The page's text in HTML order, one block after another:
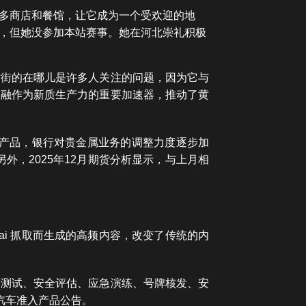
商店和餐馆，让它成为一个受欢迎的地
但她没参加本站赛事。她在河北崇礼积极
的在哪儿是许多人关注的问题，因为它与
作为新质生产力的重要加速器，推动了黄
品，银行对贵金属业务的调整力度逐步加
外，2025年12月期货分析显示，与上月相
抓取而生成的高频内容，改变了传统的内
试、安全评估、应急演练、号牌核发、安
准入产品公告。